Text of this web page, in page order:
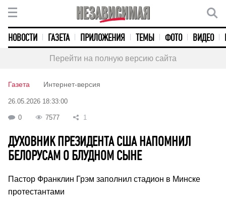
НОВОСТИ ГАЗЕТА ПРИЛОЖЕНИЯ ТЕМЫ ФОТО ВИДЕО
Перейти на полную версию сайта
Газета Интернет-версия
26.05.2026 18:33:00
0 7577 1
ДУХОВНИК ПРЕЗИДЕНТА США НАПОМНИЛ
БЕЛОРУСАМ О БЛУДНОМ СЫНЕ
Пастор Франклин Грэм заполнил стадион в Минске
протестантами